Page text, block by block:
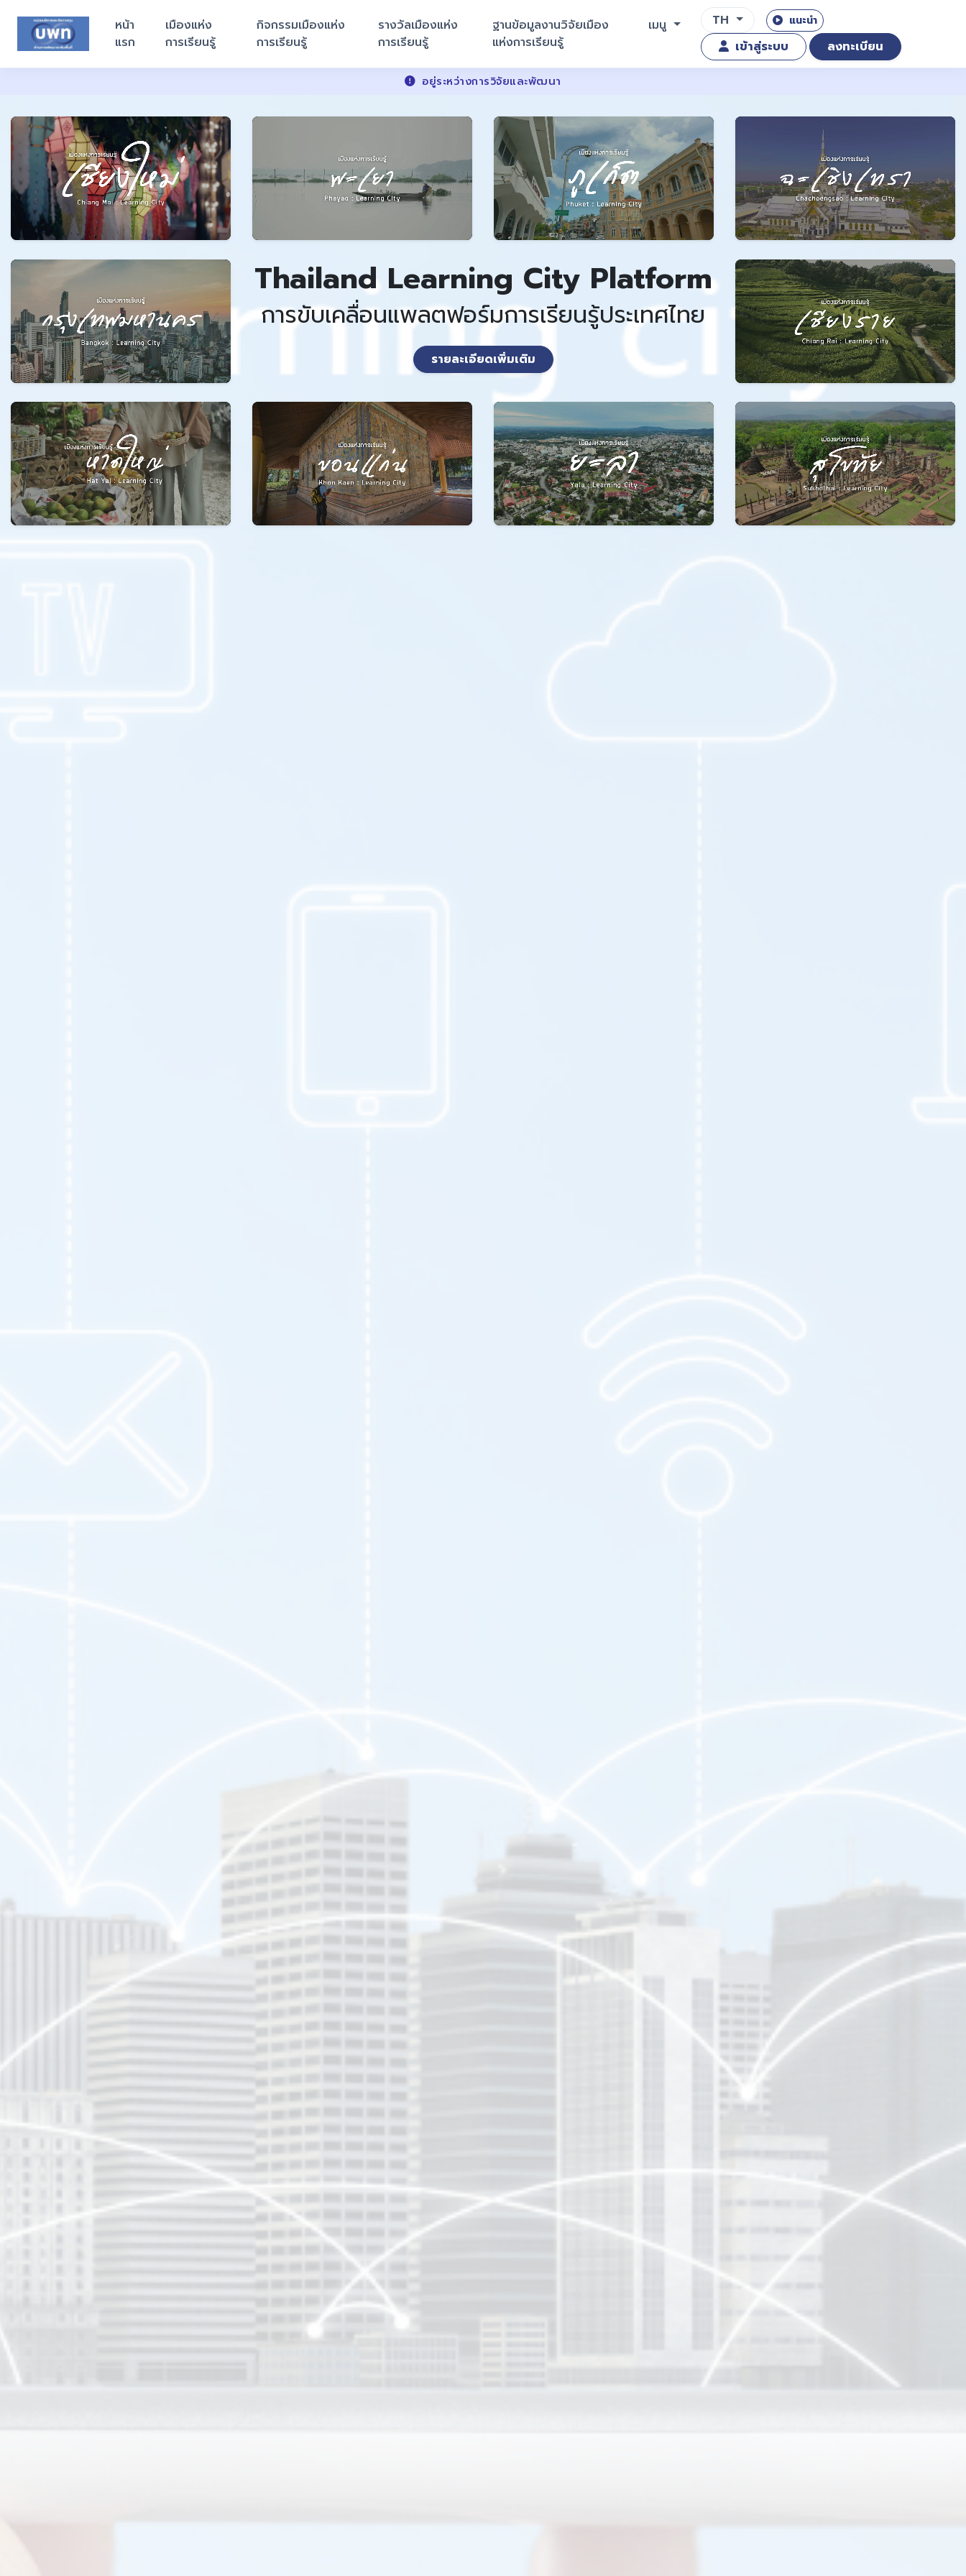
หน้า
แรก
เมืองแห่ง
การเรียนรู้
กิจกรรมเมืองแห่ง
การเรียนรู้
รางวัลเมืองแห่ง
การเรียนรู้
ฐานข้อมูลงานวิจัยเมือง
แห่งการเรียนรู้
เมนู TH แนะนำ
เข้าสู่ระบบ ลงทะเบียน
อยู่ระหว่างการวิจัยและพัฒนา
Thailand Learning City Platform
การขับเคลื่อนแพลตฟอร์มการเรียนรู้ประเทศไทย
รายละเอียดเพิ่มเติม